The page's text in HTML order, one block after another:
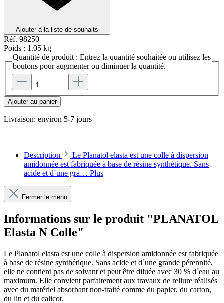
Ajouter à la liste de souhaits
Réf. 98250
Poids : 1.05 kg
Quantité de produit : Entrez la quantité souhaitée ou utilisez les
boutons pour augmenter ou diminuer la quantité.
Ajouter au panier
Livraison: environ 5-7 jours
Description
Le Planatol elasta est une colle à dispersion
amidonnée est fabriquée à base de résine synthétique. Sans
acide et d´une gra… Plus
Fermer le menu
Informations sur le produit "PLANATOL
Elasta N Colle"
Le Planatol elasta est une colle à dispersion amidonnée est fabriquée
à base de résine synthétique. Sans acide et d´une grande pérennité,
elle ne contient pas de solvant et peut être diluée avec 30 % d´eau au
maximum. Elle convient parfaitement aux travaux de reliure réalisés
avec du matériel absorbant non-traité comme du papier, du carton,
du lin et du calicot.